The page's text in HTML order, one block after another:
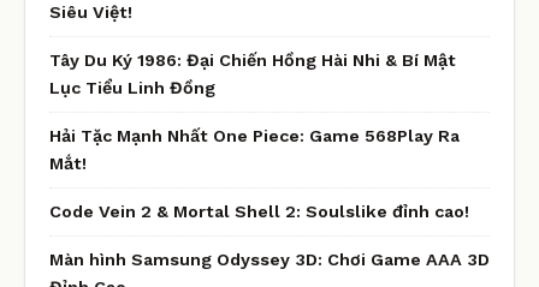
Siêu Việt!
Tây Du Ký 1986: Đại Chiến Hồng Hài Nhi & Bí Mật
Lục Tiểu Linh Đồng
Hải Tặc Mạnh Nhất One Piece: Game 568Play Ra
Mắt!
Code Vein 2 & Mortal Shell 2: Soulslike đỉnh cao!
Màn hình Samsung Odyssey 3D: Chơi Game AAA 3D